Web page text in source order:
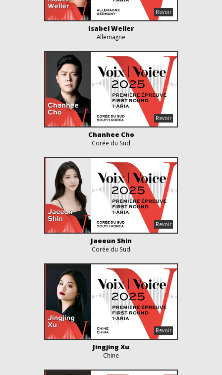
Isabel Weller
Allemagne
Chanhee Cho
Corée du Sud
Jaeeun Shin
Corée du Sud
Jingjing Xu
Chine